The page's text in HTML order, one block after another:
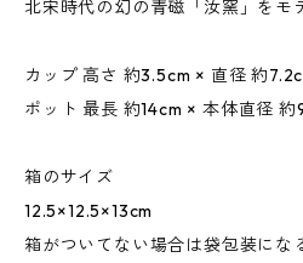
北宋時代の幻の青磁「汝窯」をモ
カップ 高さ 約3.5cm × 直径 約
ポット 最長 約14cm × 本体直径
箱のサイズ
12.5×12.5×13cm
箱がついてない場合は袋包装にな